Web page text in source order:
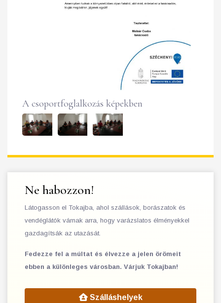
A csoportfoglalkozás képekben
Ne habozzon!
Látogasson el Tokajba, ahol szállások, borászatok és
vendéglátók várnak arra, hogy varázslatos élményekkel
gazdagítsák az utazását.
Fedezze fel a múltat és élvezze a jelen örömeit
ebben a különleges városban. Várjuk Tokajban!
Szálláshelyek